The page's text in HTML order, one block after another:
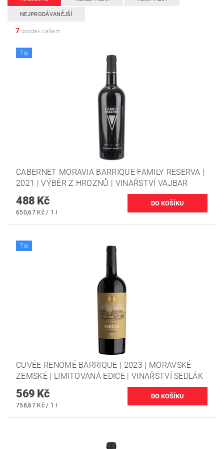
NEJPRODÁVANĚJŠÍ
7 položek celkem
Tip
CABERNET MORAVIA BARRIQUE FAMILY RESERVA |
2021 | VÝBĚR Z HROZNŮ | VINAŘSTVÍ VAJBAR
488 Kč
650,67 Kč / 1 l
Tip
CUVÉE RENOMÉ BARRIQUE | 2023 | MORAVSKÉ
ZEMSKÉ | LIMITOVANÁ EDICE | VINAŘSTVÍ SEDLÁK
569 Kč
758,67 Kč / 1 l